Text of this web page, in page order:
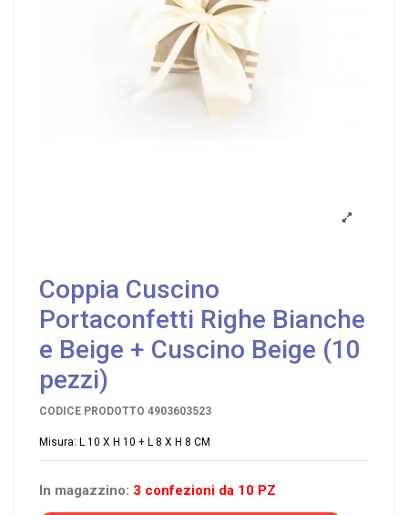
Coppia Cuscino
Portaconfetti Righe Bianche
e Beige + Cuscino Beige (10
pezzi)
CODICE PRODOTTO 4903603523
Misura: L 10 X H 10 + L 8 X H 8 CM
In magazzino: 3 confezioni da 10 PZ